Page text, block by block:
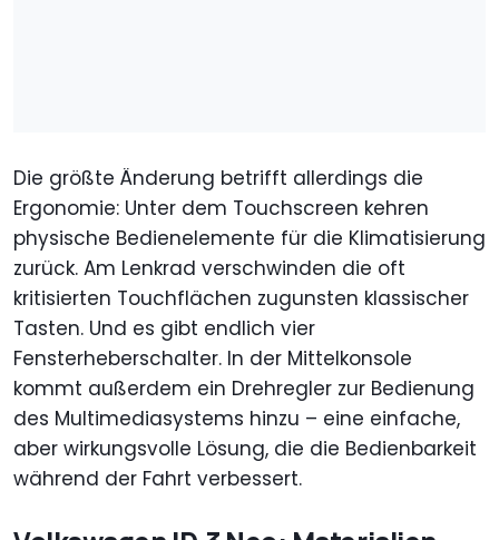
Die größte Änderung betrifft allerdings die
Ergonomie: Unter dem Touchscreen kehren
physische Bedienelemente für die Klimatisierung
zurück. Am Lenkrad verschwinden die oft
kritisierten Touchflächen zugunsten klassischer
Tasten. Und es gibt endlich vier
Fensterheberschalter. In der Mittelkonsole
kommt außerdem ein Drehregler zur Bedienung
des Multimediasystems hinzu – eine einfache,
aber wirkungsvolle Lösung, die die Bedienbarkeit
während der Fahrt verbessert.